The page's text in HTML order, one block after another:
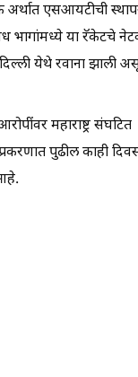
एसआयटीची
भागांमध्ये या रॅकेटचे
येथे रवाना झाली
महाराष्ट्र संघटित
पुढील काही